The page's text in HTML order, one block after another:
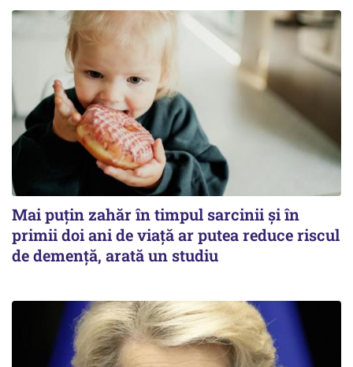
Mai puțin zahăr în timpul sarcinii și în
primii doi ani de viață ar putea reduce riscul
de demență, arată un studiu